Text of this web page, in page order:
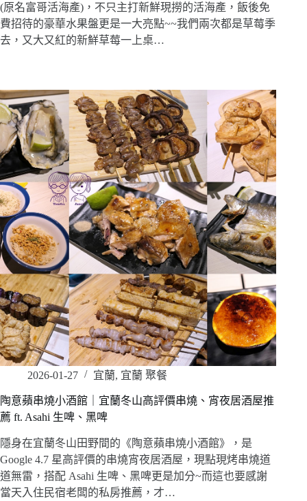
(原名富哥活海產)，不只主打新鮮現撈的活海產，飯後免
費招待的豪華水果盤更是一大亮點~~我們兩次都是草莓季
去，又大又紅的新鮮草莓一上桌…
2026-01-27 宜蘭, 宜蘭 聚餐
陶意蘋串燒小酒館｜宜蘭冬山高評價串燒、宵夜居酒屋推
薦 ft. Asahi 生啤、黑啤
隱身在宜蘭冬山田野間的《陶意蘋串燒小酒館》，是
Google 4.7 星高評價的串燒宵夜居酒屋，現點現烤串燒道
道無雷，搭配 Asahi 生啤、黑啤更是加分~而這也要感謝
當天入住民宿老闆的私房推薦，才…